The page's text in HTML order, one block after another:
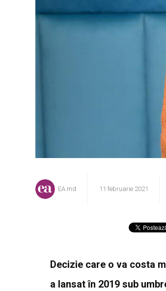
EA.md 11 februarie 2021
Decizie care o va costa
a lansat în 2019 sub